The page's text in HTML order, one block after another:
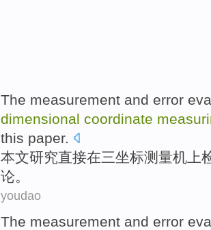
The measurement and error
dimensional coordinate
this paper.
本文研究直接在三坐标测量机上
论。
youdao
The measurement and error